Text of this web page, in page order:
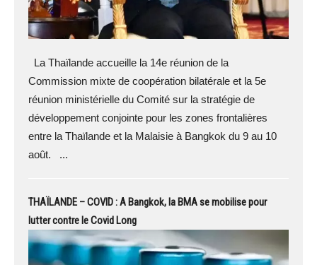
La Thaïlande accueille la 14e réunion de la
Commission mixte de coopération bilatérale et la 5e
réunion ministérielle du Comité sur la stratégie de
développement conjointe pour les zones frontalières
entre la Thaïlande et la Malaisie à Bangkok du 9 au 10
août. ...
THAÏLANDE – COVID : A Bangkok, la BMA se mobilise pour
lutter contre le Covid Long